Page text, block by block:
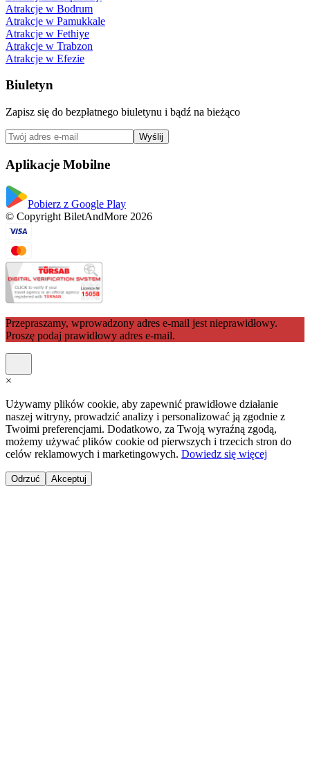
Atrakcje w Bodrum
Atrakcje w Pamukkale
Atrakcje w Fethiye
Atrakcje w Trabzon
Atrakcje w Efezie
Biuletyn
Zapisz się do bezpłatnego biuletynu i bądź na bieżąco
Wyślij
Aplikacje Mobilne
Pobierz z Google Play
© Copyright BiletAndMore 2026
Przepraszamy, wprowadzony adres e-mail jest nieprawidłowy.
Proszę podaj prawidłowy adres e-mail.
×
Używamy plików cookie, aby zapewnić prawidłowe działanie
naszej witryny, prowadzić analizy i personalizować ją zgodnie z
Twoimi preferencjami. Dodatkowo, za Twoją wyraźną zgodą,
możemy używać plików cookie od pierwszych i trzecich stron do
celów reklamowych i marketingowych. Dowiedz się więcej
Odrzuć Akceptuj